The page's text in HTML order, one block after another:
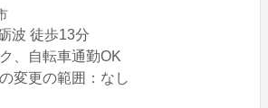
波 徒歩13分
、自転車通勤OK
変更の範囲：なし